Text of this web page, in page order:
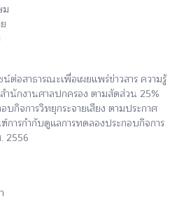
ม
น์ต่อสาธารณะเพื่อเผยแพร่ข่าวสาร ความรู้
ำนักงานศาลปกครอง ตามสัดส่วน 25%
กิจการวิทยุกระจายเสียง ตามประกาศ
การกำกับดูแลการทดลองประกอบกิจการ
2556